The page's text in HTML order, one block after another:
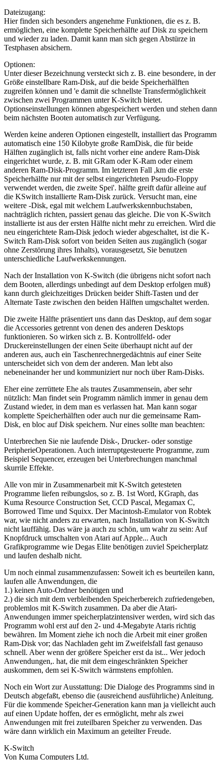
Dateizugang:
Hier finden sich besonders angenehme Funktionen, die es z. B.
ermöglichen, eine komplette Speicherhälfte auf Disk zu speichern
und wieder zu laden. Damit kann man sich gegen Abstürze in
Testphasen absichern.
Optionen:
Unter dieser Bezeichnung versteckt sich z. B. eine besondere, in der
Größe einstellbare Ram-Disk, auf die beide Speicherhälften
zugreifen können und 'e damit die schnellste Transfermöglichkeit
zwischen zwei Programmen unter K-Switch bietet.
Optionseinstellungen können abgespeichert werden und stehen dann
beim nächsten Booten automatisch zur Verfügung.
Werden keine anderen Optionen eingestellt, installiert das Programm
automatisch eine 150 Kilobyte große RamDisk, die für beide
Hälften zugänglich ist, falls nicht vorher eine andere Ram-Disk
eingerichtet wurde, z. B. mit GRam oder K-Ram oder einem
anderen Ram-Disk-Programm. Im letzteren Fall ,km die erste
Speicherhälfte nur mit der selbst eingerichteten Pseudo-Floppy
verwendet werden, die zweite Spei'. hälfte greift dafür alleine auf
die KSwitch installierte Ram-Disk zurück. Versucht man, eine
weitere -Disk, egal mit welchem Laufwerkskennbuchstaben,
nachträglich richten, passiert genau das gleiche. Die von K-Switch
installierte ist aus der ersten Hälfte nicht mehr zu erreichen. Wird die
neu eingerichtete Ram-Disk jedoch wieder abgeschaltet, ist die K-
Switch Ram-Disk sofort von beiden Seiten aus zugänglich (sogar
ohne Zerstörung ihres Inhalts), vorausgesetzt, Sie benutzen
unterschiedliche Laufwerkskennungen.
Nach der Installation von K-Switch (die übrigens nicht sofort nach
dem Booten, allerdings unbedingt auf dem Desktop erfolgen muß)
kann durch gleichzeitiges Drücken beider Shift-Tasten und der
Alternate Taste zwischen den beiden Hälften umgschaltet werden.
Die zweite Hälfte präsentiert uns dann das Desktop, auf dem sogar
die Accessories getrennt von denen des anderen Desktops
funktionieren. So wirken sich z. B. Kontrollfeld- oder
Druckereinstellungen der einen Seite überhaupt nicht auf der
anderen aus, auch ein Taschenrechnergedächtnis auf einer Seite
unterscheidet sich von dem der anderen. Man lebt also
nebeneinander her und kommuniziert nur noch über Ram-Disks.
Eher eine zerrüttete Ehe als trautes Zusammensein, aber sehr
nützlich: Man findet sein Programm nämlich immer in genau dem
Zustand wieder, in dem man es verlassen hat. Man kann sogar
komplette Speicherhälften oder auch nur die gemeinsame Ram-
Disk, en bloc auf Disk speichern. Nur eines sollte man beachten:
Unterbrechen Sie nie laufende Disk-, Drucker- oder sonstige
PeripherieOperationen. Auch interruptgesteuerte Programme, zum
Beispiel Sequencer, erzeugen bei Unterbrechungen manchmal
skurrile Effekte.
Alle von mir in Zusammenarbeit mit K-Switch getesteten
Programme liefen reibungslos, so z. B. 1st Word, KGraph, das
Kuma Resource Construction Set, CCD Pascal, Megamax C,
Borrowed Time und Squixx. Der Macintosh-Emulator von Robtek
war, wie nicht anders zu erwarten, nach Installation von K-Switch
nicht lauffähig. Das wäre ja auch zu schön, um wahr zu sein: Auf
Knopfdruck umschalten von Atari auf Apple... Auch
Grafikprogramme wie Degas Elite benötigen zuviel Speicherplatz
und laufen deshalb nicht.
Um noch einmal zusammenzufassen: Soweit ich es beurteilen kann,
laufen alle Anwendungen, die
1.) keinen Auto-Ordner benötigen und
2.) die sich mit dem verbleibenden Speicherbereich zufriedengeben,
problemlos mit K-Switch zusammen. Da aber die Atari-
Anwendungen immer speicherplatzintensiver werden, wird sich das
Programm wohl erst auf den 2- und 4-Megabyte Ataris richtig
bewähren. Im Moment ziehe ich noch die Arbeit mit einer großen
Ram-Disk vor; das Nachladen geht im Zweifelsfall fast genauso
schnell. Aber wenn der größere Speicher erst da ist... Wer jedoch
Anwendungen,. hat, die mit dem eingeschränkten Speicher
auskommen, dem sei K-Switch wärmstens empfohlen.
Noch ein Wort zur Ausstattung: Die Dialoge des Programms sind in
Deutsch abgefaßt, ebenso die (ausreichend ausführliche) Anleitung.
Für die kommende Speicher-Generation kann man ja vielleicht auch
auf einen Update hoffen, der es ermöglicht, mehr als zwei
Anwendungen mit frei zuteilbaren Speicher zu verwenden. Das
wäre dann wirklich ein Maximum an geteilter Freude.
K-Switch
Von Kuma Computers Ltd.